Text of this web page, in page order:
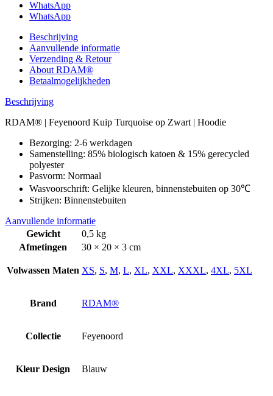
WhatsApp
WhatsApp
Beschrijving
Aanvullende informatie
Verzending & Retour
About RDAM®
Betaalmogelijkheden
Beschrijving
RDAM® | Feyenoord Kuip Turquoise op Zwart | Hoodie
Bezorging: 2-6 werkdagen
Samenstelling: 85% biologisch katoen & 15% gerecycled
polyester
Pasvorm: Normaal
Wasvoorschrift: Gelijke kleuren, binnenstebuiten op 30℃
Strijken: Binnenstebuiten
Aanvullende informatie
Gewicht
0,5 kg
Afmetingen
30 × 20 × 3 cm
Volwassen Maten XS, S, M, L, XL, XXL, XXXL, 4XL, 5XL
Brand RDAM®
Collectie Feyenoord
Kleur Design Blauw